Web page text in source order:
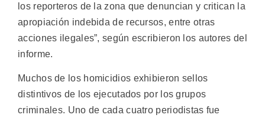
los reporteros de la zona que denuncian y critican la
apropiación indebida de recursos, entre otras
acciones ilegales”, según escribieron los autores del
informe.
Muchos de los homicidios exhibieron sellos
distintivos de los ejecutados por los grupos
criminales. Uno de cada cuatro periodistas fue